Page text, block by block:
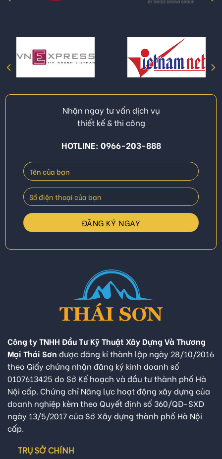
Nhận ngay tư vấn dịch vụ
thiết kế & thi công
HOTLINE: 0966-203-888
Công ty TNHH Đầu Tư Kỹ Thuật Xây Dựng Và Thương
Mại Thái Sơn được đăng kí thành lập ngày 28/10/2016
theo Giấy chứng nhận đăng ký kinh doanh số
0107613425 do Sở Kế hoạch và đầu tư thành phố Hà
Nội cấp. Chứng chỉ Năng lực hoạt động xây dựng của
doanh nghiệp kèm theo Quyết định số 360/QĐ-SXD
ngày 13/5/2017 của Sở Xây dựng thành phố Hà Nội
cấp.
TRỤ SỞ CHÍNH